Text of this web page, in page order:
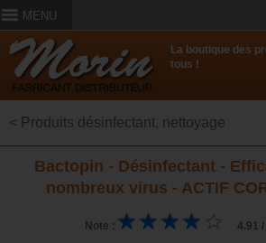
MENU
La boutique des
tous !
< Produits désinfectant, nettoyage
Bactopin - Désinfectant -
nombreux virus - ACTIF
Note : 4.91 /